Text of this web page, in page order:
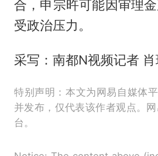
合，申宗旿可能因审理
受政治压力。
采写：南都N视频记者 肖
特别声明：本文为网易自媒体
并发布，仅代表该作者观点。
台。